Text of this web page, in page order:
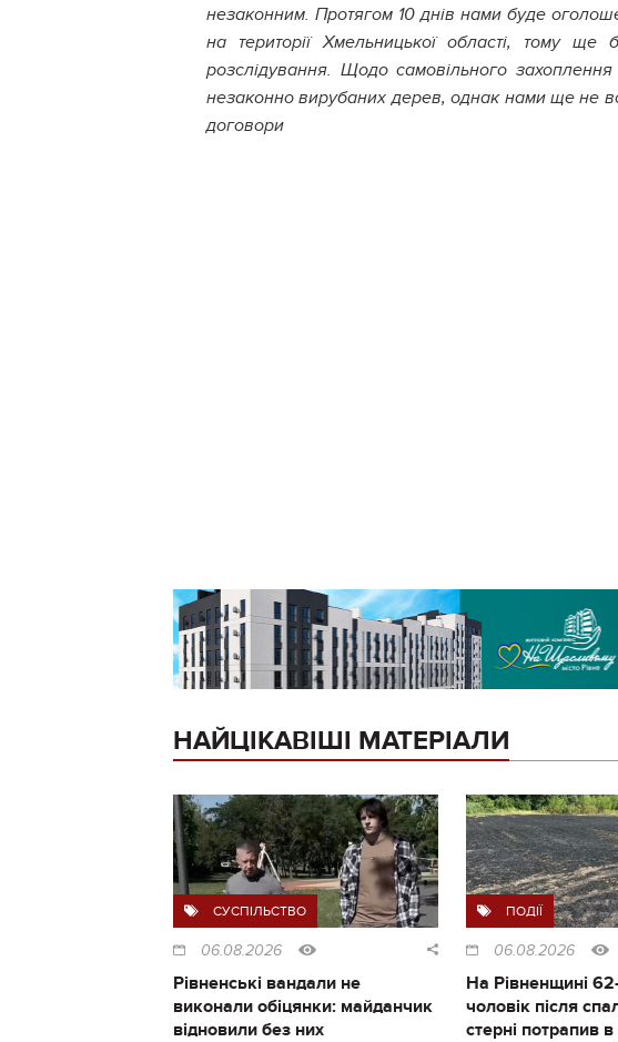
незаконним. Протягом 10 днів нами буде
на території Хмельницької області, тому
розслідування. Щодо самовільного
незаконно вирубаних дерев, однак нами ще не
договори
НАЙЦІКАВІШІ МАТЕРІАЛИ
СУСПІЛЬСТВО
06.08.2026
Рівненські вандали не
виконали обіцянки: майданчик
відновили без них
ПОДІЇ
06.08.2026
На Рівненщині
чоловік після
стерні потрапив